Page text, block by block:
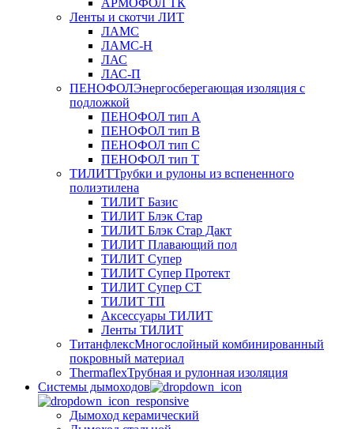
АРМОФОЛ ТК
Ленты и скотчи ЛИТ
ЛАМС
ЛАМС-Н
ЛАС
ЛАС-П
ПЕНОФОЛЭнергосберегающая изоляция с
подложкой
ПЕНОФОЛ тип А
ПЕНОФОЛ тип B
ПЕНОФОЛ тип C
ПЕНОФОЛ тип T
ТИЛИТТрубки и рулоны из вспененного
полиэтилена
ТИЛИТ Базис
ТИЛИТ Блэк Стар
ТИЛИТ Блэк Стар Дакт
ТИЛИТ Плавающий пол
ТИЛИТ Супер
ТИЛИТ Супер Протект
ТИЛИТ Супер СТ
ТИЛИТ ТП
Аксессуары ТИЛИТ
Ленты ТИЛИТ
ТитанфлексМногослойный комбинированный
покровный материал
ThermaflexТрубная и рулонная изоляция
Cистемы дымоходов
Дымоход керамический